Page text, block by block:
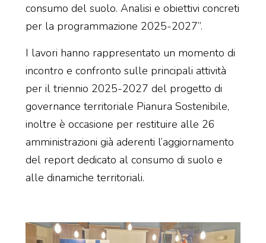
consumo del suolo. Analisi e obiettivi concreti
per la programmazione 2025-2027”.
I lavori hanno rappresentato un momento di
incontro e confronto sulle principali attività
per il triennio 2025-2027 del progetto di
governance territoriale Pianura Sostenibile,
inoltre è occasione per restituire alle 26
amministrazioni già aderenti l’aggiornamento
del report dedicato al consumo di suolo e
alle dinamiche territoriali.